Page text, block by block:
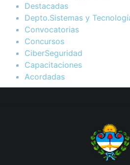
Destacadas
Depto.Sistemas y
Convocatorias
Concursos
CiberSeguridad
Capacitaciones
Acordadas